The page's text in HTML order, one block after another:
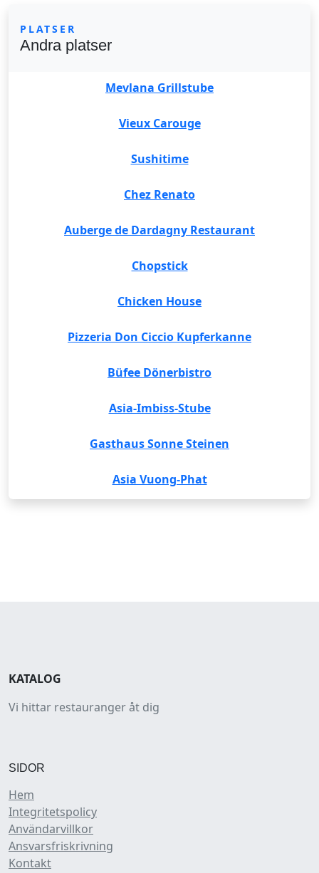
PLATSER
Andra platser
Mevlana Grillstube
Vieux Carouge
Sushitime
Chez Renato
Auberge de Dardagny Restaurant
Chopstick
Chicken House
Pizzeria Don Ciccio Kupferkanne
Büfee Dönerbistro
Asia-Imbiss-Stube
Gasthaus Sonne Steinen
Asia Vuong-Phat
KATALOG
Vi hittar restauranger åt dig
SIDOR
Hem
Integritetspolicy
Användarvillkor
Ansvarsfriskrivning
Kontakt